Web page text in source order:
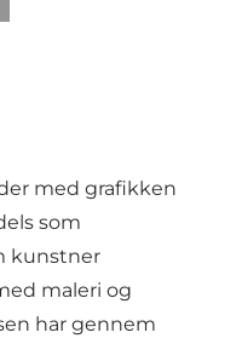
med grafikken
som
kunstner
maleri og
har gennem